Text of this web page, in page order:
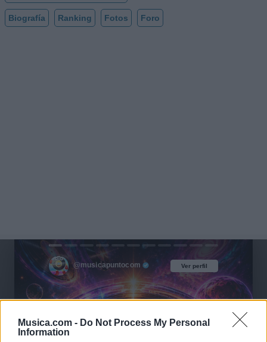
Musica.com - Do Not Process My Personal
Information
Biografía Ranking Fotos Foro
Ver perfil
@musicapuntocom Ver perfil